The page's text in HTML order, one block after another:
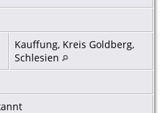
Kauffung, Kreis Goldberg,
Schlesien